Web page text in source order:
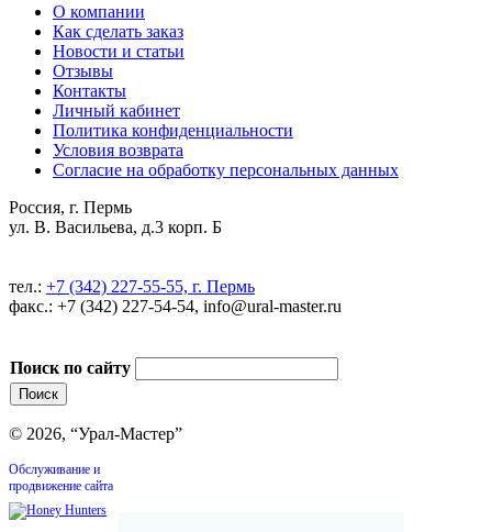
О компании
Как сделать заказ
Новости и статьи
Отзывы
Контакты
Личный кабинет
Политика конфиденциальности
Условия возврата
Согласие на обработку персональных данных
Россия, г. Пермь
ул. В. Васильева, д.3 корп. Б
тел.: +7 (342) 227-55-55, г. Пермь
факс.: +7 (342) 227-54-54, info@ural-master.ru
Поиск по сайту
© 2026, “Урал-Мастер”
Обслуживание и
продвижение сайта